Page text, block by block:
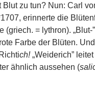
Blut zu tun? Nun: Carl
erinnerte die
(griech. = lythron).
Farbe der Blüten.
ch!„Weiderich”
ähnlich aussehen (